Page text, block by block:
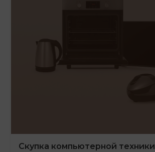
Скупка компьютерной техники